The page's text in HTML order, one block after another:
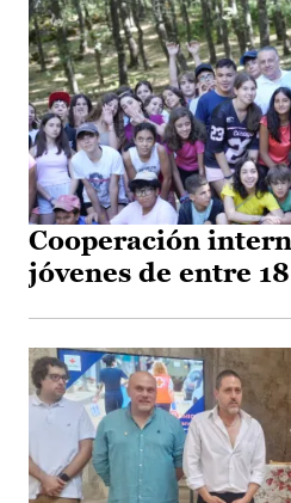
Cooperación
jóvenes de entre